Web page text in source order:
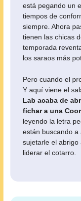
está pegando un
tiempos de
siempre. Ahora
tienen las chicas
temporada
los saraos más
Pero cuando el
Y aquí viene el
Lab acaba de
fichar a una
leyendo la letra
están buscando a
sujetarle el abrigo
liderar el cotarro.